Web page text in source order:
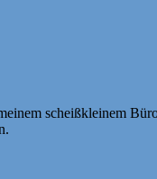
scheißkleinem